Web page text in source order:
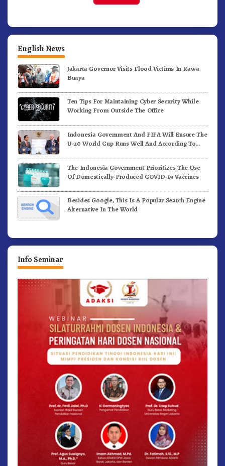
English News
Jakarta Governor Visits Flood Victims In Rawa
Buaya
Ten Tips For Maintaining Cyber Security While
Working From Outside The Office
Indonesia Government And FIFA Will Ensure The
U-20 World Cup Runs Well And According To
The Indonesia Government Prioritizes The Use
Of Domestically-Produced COVID-19 Vaccines
Besides Google, This Is A Popular Search Engine
Alternative In The World
Info Seminar